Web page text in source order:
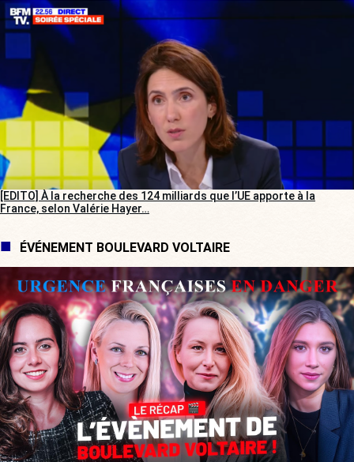
[EDITO] À la recherche des 124 milliards que l’UE apporte à la
France, selon Valérie Hayer…
ÉVÉNEMENT BOULEVARD VOLTAIRE